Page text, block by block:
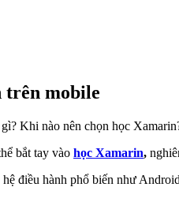
trên mobile
Khi nào nên chọn học
bắt tay vào học Xamarin,
điều hành phổ biến như